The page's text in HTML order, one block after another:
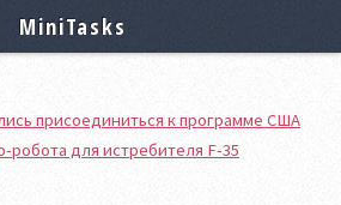
присоединиться к программе США
робота для истребителя F-35
MiniTasks